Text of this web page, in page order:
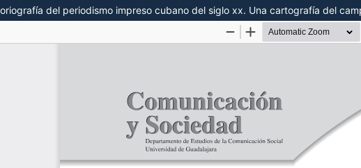
del periodismo impreso cubano del siglo xx. Una cartografía del